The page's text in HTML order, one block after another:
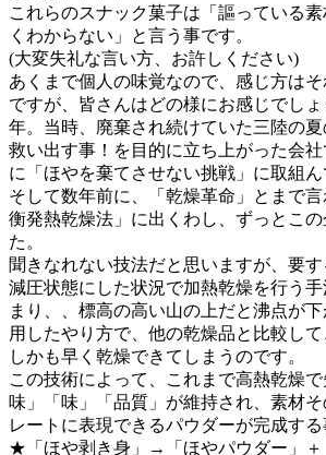
これらのスナック菓子は「謳っている
くわからない」と言う事です。
(大変失礼な言い方、お許しください)
あくまで個人の味覚なので、感じ方は
ですが、皆さんはどの様にお感じでし
年。当時、廃棄され続けていた三陸の
救い出す事！を目的に立ち上がった会
に「ほやを棄てさせない挑戦」に取組ん
そして数年前に、「乾燥革命」とまで
衡発熱乾燥法」に出くわし、ずっとこ
た。
聞きなれない技法だと思いますが、要
減圧状態にした状況で加熱乾燥を行う
まり、、標高の高い山の上だと沸点が
用したやり方で、他の乾燥品と比較して
しかも早く乾燥できてしまうのです。
この技術によって、これまで高熱乾燥
味」「味」「品質」が維持され、素材
レートに表現できるパウダーが完成する
★「ほや剥き身」→「ほやパウダー」＋